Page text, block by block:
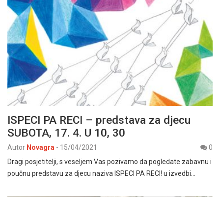
ISPECI PA RECI – predstava za djecu
SUBOTA, 17. 4. U 10, 30
Autor Novagra - 15/04/2021
0
Dragi posjetitelji, s veseljem Vas pozivamo da pogledate zabavnu i
poučnu predstavu za djecu naziva ISPECI PA RECI! u izvedbi…